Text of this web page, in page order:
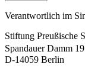
Verantwortlich im
Stiftung Preußische
Spandauer Damm 19
D-14059 Berlin